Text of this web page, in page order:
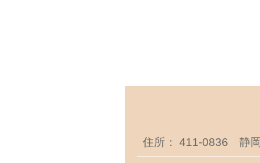
住所： 411-0836 静